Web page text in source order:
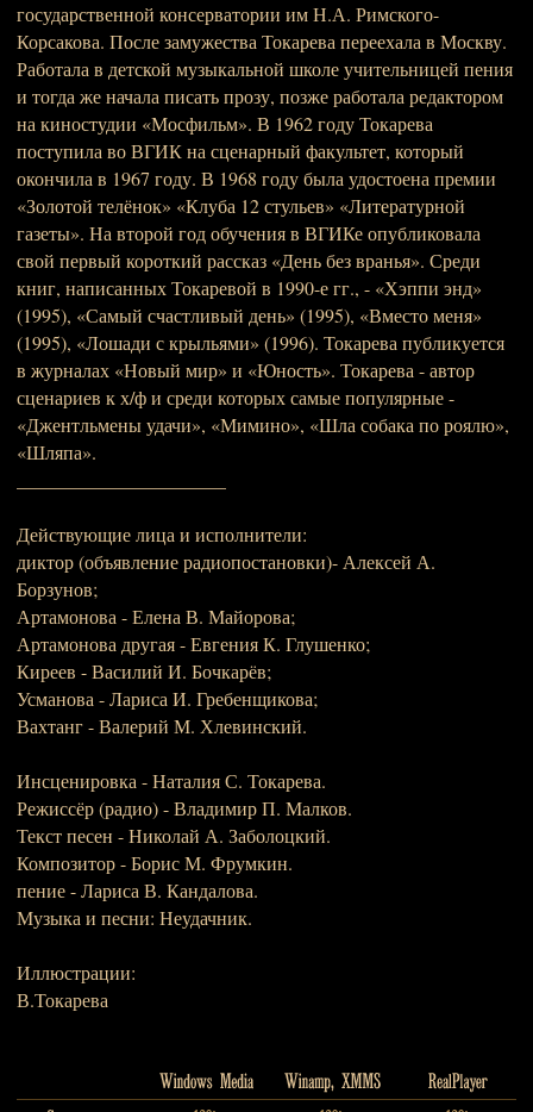
государственной консерватории им Н.А. Римского-
Корсакова. После замужества Токарева переехала в Москву.
Работала в детской музыкальной школе учительницей пения
и тогда же начала писать прозу, позже работала редактором
на киностудии «Мосфильм». В 1962 году Токарева
поступила во ВГИК на сценарный факультет, который
окончила в 1967 году. В 1968 году была удостоена премии
«Золотой телёнок» «Клуба 12 стульев» «Литературной
газеты». На второй год обучения в ВГИКе опубликовала
свой первый короткий рассказ «День без вранья». Среди
книг, написанных Токаревой в 1990-е гг., - «Хэппи энд»
(1995), «Самый счастливый день» (1995), «Вместо меня»
(1995), «Лошади с крыльями» (1996). Токарева публикуется
в журналах «Новый мир» и «Юность». Токарева - автор
сценариев к х/ф и среди которых самые популярные -
«Джентльмены удачи», «Мимино», «Шла собака по роялю»,
«Шляпа».
Действующие лица и исполнители:
диктор (объявление радиопостановки)- Алексей А.
Борзунов;
Артамонова - Елена В. Майорова;
Артамонова другая - Евгения К. Глушенко;
Киреев - Василий И. Бочкарёв;
Усманова - Лариса И. Гребенщикова;
Вахтанг - Валерий М. Хлевинский.
Инсценировка - Наталия С. Токарева.
Режиссёр (радио) - Владимир П. Малков.
Текст песен - Николай А. Заболоцкий.
Композитор - Борис М. Фрумкин.
пение - Лариса В. Кандалова.
Музыка и песни: Неудачник.
Иллюстрации:
В.Токарева